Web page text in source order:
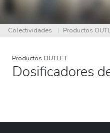
Colectividades | Productos
Productos OUTLET
Dosificadores